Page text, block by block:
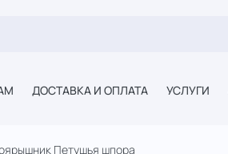
ДОСТАВКА И ОПЛАТА УСЛУГИ
Петушья шпора